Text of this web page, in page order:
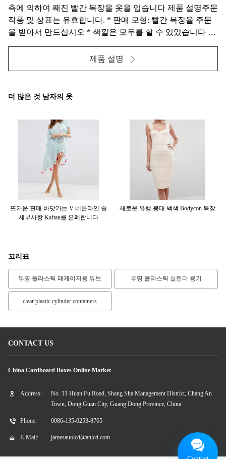
측에 의하여 째진 빨간 복장을 옷을 입습니다 제품 설명주문
작풍 및 상표는 유효합니다. * 판매 모형: 빨간 복장을 주문
을 받아서 만드십시오 * 색깔은 모두를 할 수 있었습니다 당
기:XSSMLXLXXLXXXL 영국681012141618 미국
제품 설명
더 많은 것 남자의 옷
뜨거운 판매 바닷가는 V 네클라인 술
세부사항 Kaftan를 은폐합니다
새로운 유행 붕대 백색 Bodycon 복장
꼬리표
투명 플라스틱 패케이지용 튜브 투명 플라스틱 실린더 용기
clear plastic cylinder containers
CONTACT US
China Cardboard Boxes Online Market
Address:
No. 11 Huan Fu Road, Shang Sha Management District, Chang An
Town, Dong Guan City, Guang Dong Province, China
Phone: 0086-135-0253-8765
E-Mail: jamesauolcd@anlcd.com